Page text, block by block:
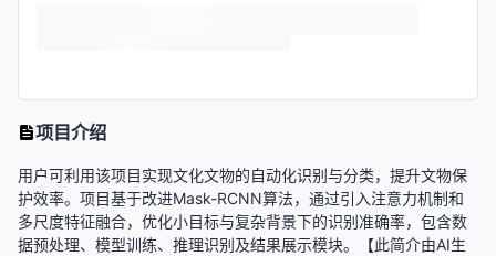
项目介绍
用户可利用该项目实现文化文物的自动化识别与分类，提升文物保
护效率。项目基于改进Mask-RCNN算法，通过引入注意力机制和
多尺度特征融合，优化小目标与复杂背景下的识别准确率，包含数
据预处理、模型训练、推理识别及结果展示模块。【此简介由AI生